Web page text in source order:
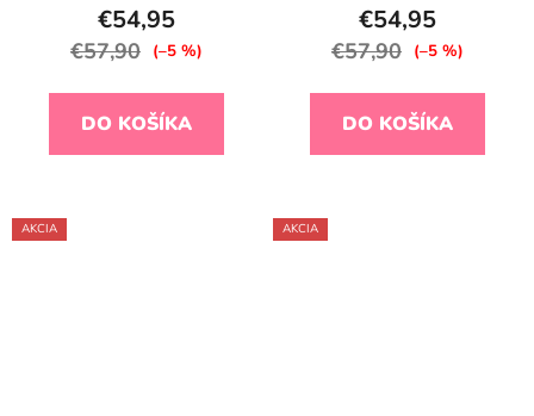
€54,95
€57,90 (–5 %)
DO KOŠÍKA
€54,95
€57,90 (–5 %)
DO KOŠÍKA
AKCIA AKCIA